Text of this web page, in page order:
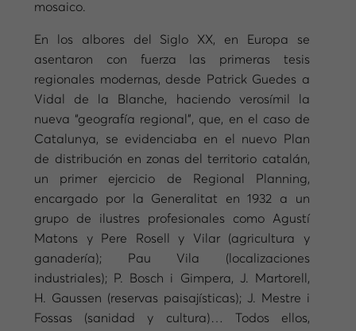
mosaico.
En los albores del Siglo XX, en Europa se
asentaron con fuerza las primeras tesis
regionales modernas, desde Patrick Guedes a
Vidal de la Blanche, haciendo verosímil la
nueva “geografía regional”, que, en el caso de
Catalunya, se evidenciaba en el nuevo Plan
de distribución en zonas del territorio catalán,
un primer ejercicio de Regional Planning,
encargado por la Generalitat en 1932 a un
grupo de ilustres profesionales como Agustí
Matons y Pere Rosell y Vilar (agricultura y
ganadería); Pau Vila (localizaciones
industriales); P. Bosch i Gimpera, J. Martorell,
H. Gaussen (reservas paisajísticas); J. Mestre i
Fossas (sanidad y cultura)… Todos ellos,